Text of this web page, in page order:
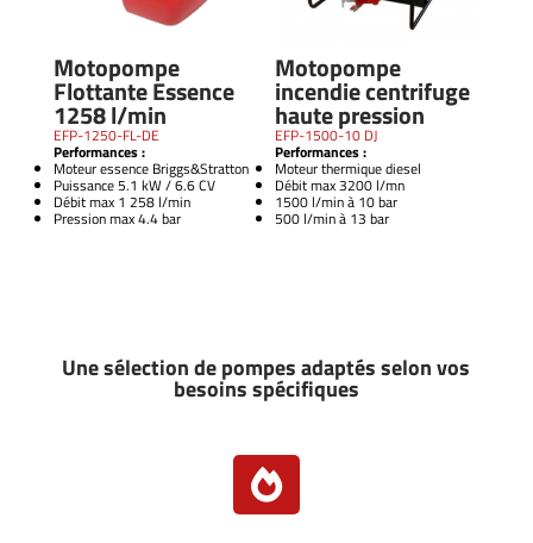
Motopompe
Flottante Essence
1258 l/min
EFP-1250-FL-DE
Performances :
Moteur essence Briggs&Stratton
Puissance 5.1 kW / 6.6 CV
Débit max 1 258 l/min
Pression max 4.4 bar
Motopompe
incendie centrifuge
haute pression
EFP-1500-10 DJ
Performances :
Moteur thermique diesel
Débit max 3200 l/mn
1500 l/min à 10 bar
500 l/min à 13 bar
Une sélection de pompes adaptés selon vos
besoins spécifiques
